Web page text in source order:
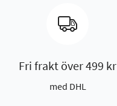
Fri frakt över 499 kr
med DHL